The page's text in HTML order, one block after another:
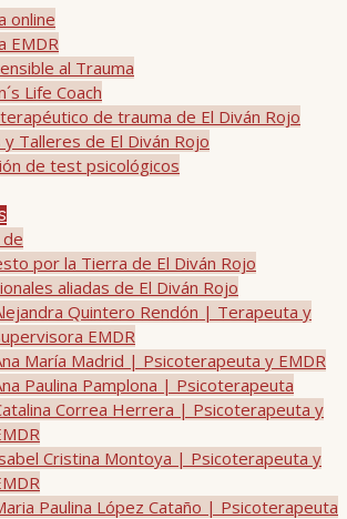
online
EMDR
al Trauma
Life Coach
de trauma de El Diván Rojo
y Talleres de El Diván Rojo
de test psicológicos
de
por la Tierra de El Diván Rojo
aliadas de El Diván Rojo
Quintero Rendón | Terapeuta y
EMDR
María Madrid | Psicoterapeuta y EMDR
Paulina Pamplona | Psicoterapeuta
Correa Herrera | Psicoterapeuta y
Cristina Montoya | Psicoterapeuta y
Paulina López Cataño | Psicoterapeuta